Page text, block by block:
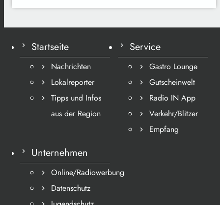
Startseite
Nachrichten
Lokalreporter
Tipps und Infos
aus der Region
Service
Gastro Lounge
Gutscheinwelt
Radio IN App
Verkehr/Blitzer
Empfang
Unternehmen
Online/Radiowerbung
Datenschutz